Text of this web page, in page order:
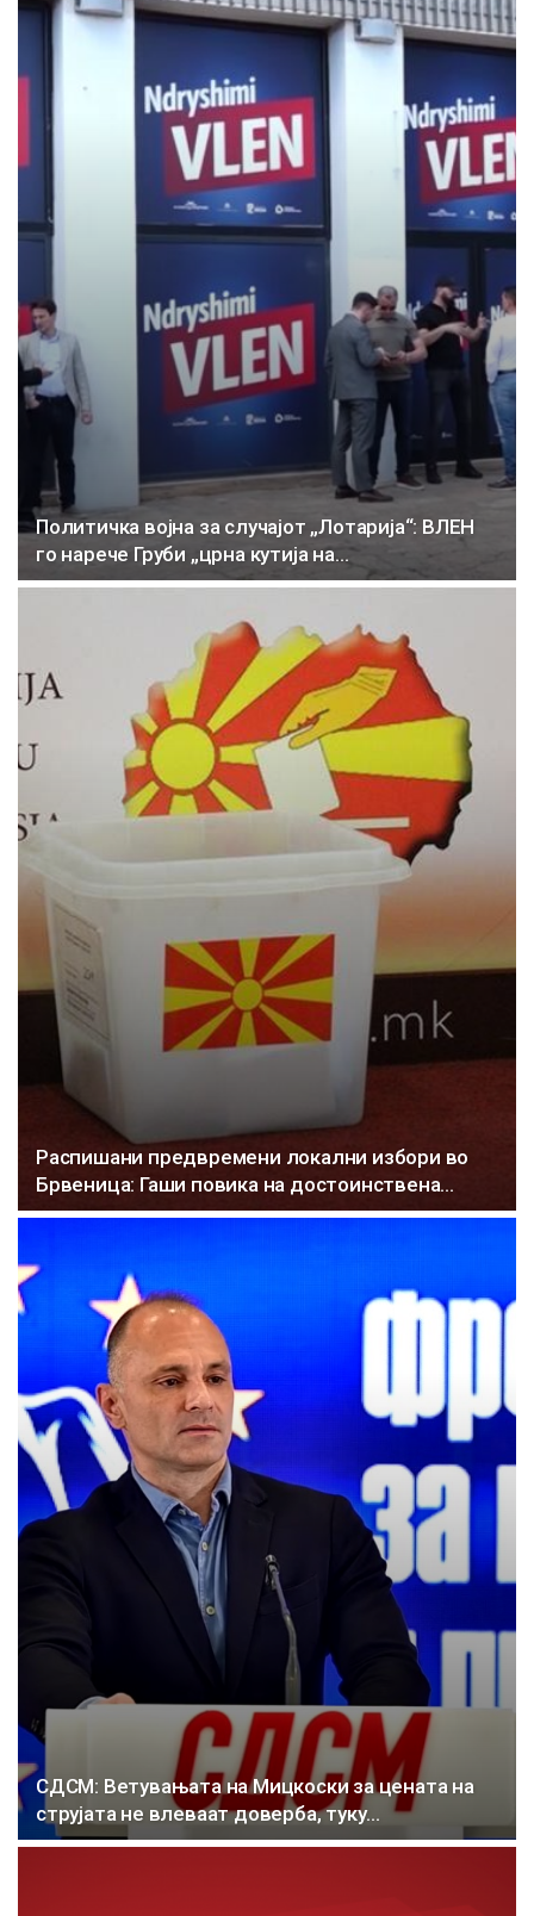
Политичка војна за случајот „Лотарија“: ВЛЕН
го нарече Груби „црна кутија на…
Распишани предвремени локални избори во
Брвеница: Гаши повика на достоинствена…
СДСМ: Ветувањата на Мицкоски за цената на
струјата не влеваат доверба, туку…